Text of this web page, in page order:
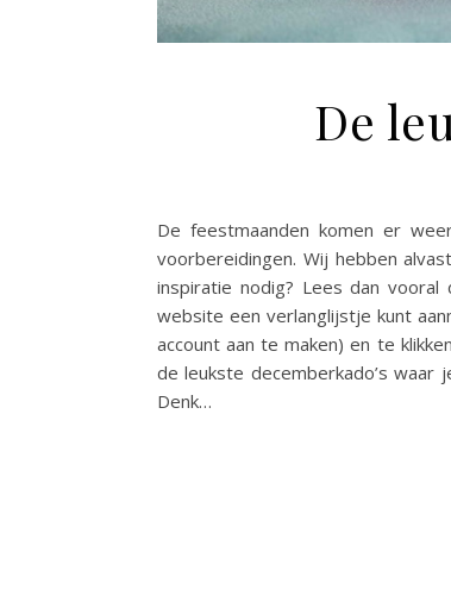
De
De feestmaanden komen er
voorbereidingen. Wij hebben
inspiratie nodig? Lees dan
website een verlanglijstje kunt
account aan te maken) en te
de leukste decemberkado’s
Denk…